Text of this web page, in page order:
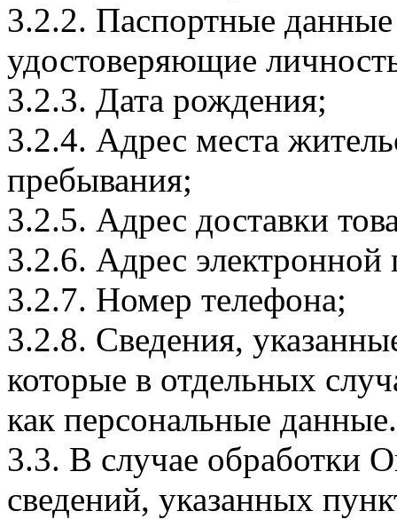
3.2.2. Паспортные
удостоверяющие
3.2.3. Дата рождения;
3.2.4. Адрес места
пребывания;
3.2.5. Адрес доставки
3.2.6. Адрес электронной
3.2.7. Номер телефона;
3.2.8. Сведения,
которые в отдельных
как персональные данные.
3.3. В случае обработки
сведений, указанных